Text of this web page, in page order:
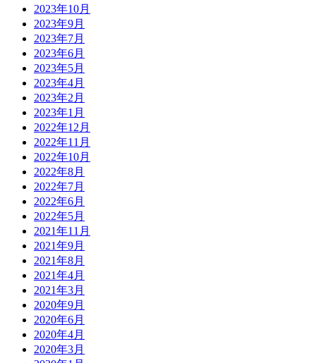
2023年10月
2023年9月
2023年7月
2023年6月
2023年5月
2023年4月
2023年2月
2023年1月
2022年12月
2022年11月
2022年10月
2022年8月
2022年7月
2022年6月
2022年5月
2021年11月
2021年9月
2021年8月
2021年4月
2021年3月
2020年9月
2020年6月
2020年4月
2020年3月